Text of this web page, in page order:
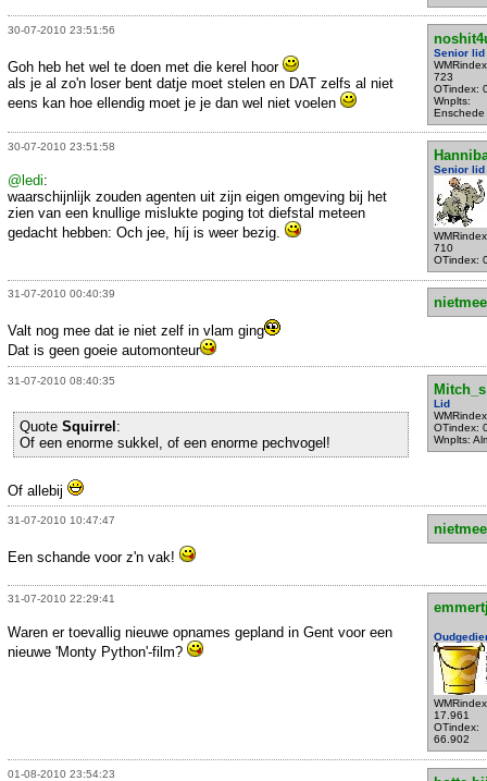
30-07-2010 23:51:56
Senior lid
723
OTindex:
Wnplts:
Enschede
Goh heb het wel te doen met die kerel hoor
als je al zo'n loser bent datje moet stelen en DAT zelfs al niet
eens kan hoe ellendig moet je je dan wel niet voelen
30-07-2010 23:51:58
Senior lid
710
OTindex:
@ledi:
waarschijnlijk zouden agenten uit zijn eigen omgeving bij het
zien van een knullige mislukte poging tot diefstal meteen
gedacht hebben: Och jee, híj is weer bezig.
31-07-2010 00:40:39
Valt nog mee dat ie niet zelf in vlam ging
Dat is geen goeie automonteur
31-07-2010 08:40:35
Mitch_s
Lid
OTindex:
Wnplts:
Quote Squirrel:
Of een enorme sukkel, of een enorme pechvogel!
Of allebij
31-07-2010 10:47:47
Een schande voor z'n vak!
31-07-2010 22:29:41
17.961
OTindex:
66.902
Waren er toevallig nieuwe opnames gepland in Gent voor een
nieuwe 'Monty Python'-film?
01-08-2010 23:54:23